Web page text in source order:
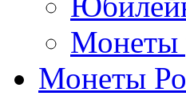
Монеты
Монеты